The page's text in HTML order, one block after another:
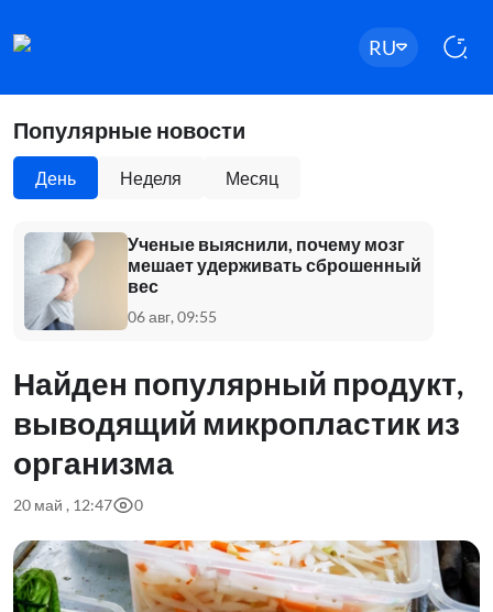
RU
Популярные новости
День Неделя Месяц
Ученые выяснили, почему мозг
мешает удерживать сброшенный
вес
06 авг, 09:55
Найден популярный продукт,
выводящий микропластик из
организма
20 май , 12:47 0